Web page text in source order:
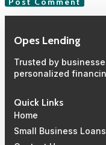
Opes Lending
Trusted by
personalized
Quick Links
Home
Small Business Loans